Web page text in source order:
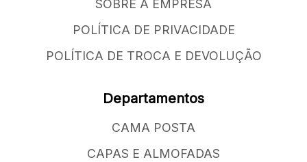
SOBRE A EMPRESA
POLÍTICA DE PRIVACIDADE
POLÍTICA DE TROCA E DEVOLUÇÃO
Departamentos
CAMA POSTA
CAPAS E ALMOFADAS